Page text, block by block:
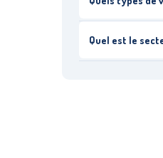
Quel est le